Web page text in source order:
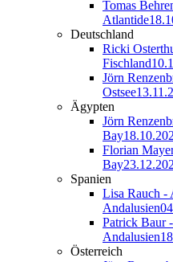
Tomas
Atlantide
Deutschland
Ricki
Fischland
Jörn
Ostsee
Ägypten
Jörn
Bay
Florian
Bay
Spanien
Lisa Rauch -
Andalusien
Patrick Baur
Andalusien
Österreich